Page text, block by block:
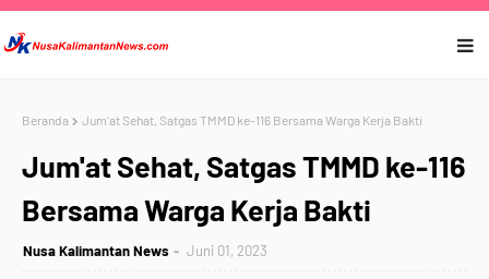
Beranda Jum'at Sehat, Satgas TMMD ke-116 Bersama Warga Kerja Bakti
Jum'at Sehat, Satgas TMMD ke-116
Bersama Warga Kerja Bakti
Nusa Kalimantan News Juni 01, 2023